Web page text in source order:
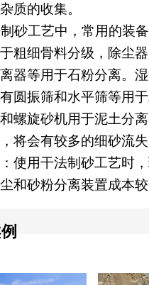
质的收集。
砂工艺中，常用的装
粗细骨料分级，除尘
器等用于石粉分离。
圆振筛和水平筛等用
螺旋砂机用于泥土分
将会有较多的细砂流
使用干法制砂工艺时
和砂粉分离装置成本较